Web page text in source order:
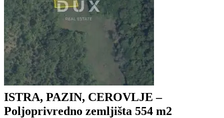
ISTRA, PAZIN, CEROVLJE –
Poljoprivredno zemljišta 554 m2